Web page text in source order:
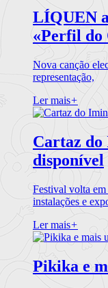
LÍQUEN
«Perfil do
Nova canção
representação,
Ler mais+
Cartaz do
disponível
Festival volta em
instalações e
Ler mais+
Pikika e